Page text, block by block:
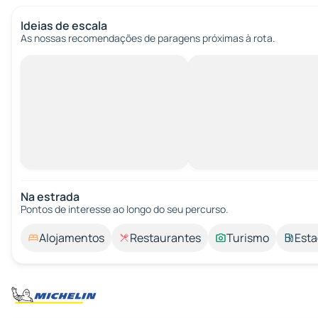
Ideias de escala
As nossas recomendações de paragens próximas à rota.
Na estrada
Pontos de interesse ao longo do seu percurso.
Alojamentos Restaurantes Turismo